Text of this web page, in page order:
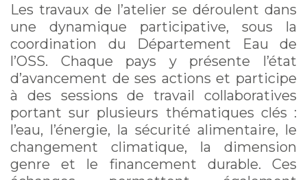
Les travaux de l’atelier se déroulent dans
une dynamique participative, sous la
coordination du Département Eau de
l’OSS. Chaque pays y présente l’état
d’avancement de ses actions et participe
à des sessions de travail collaboratives
portant sur plusieurs thématiques clés :
l’eau, l’énergie, la sécurité alimentaire, le
changement climatique, la dimension
genre et le financement durable. Ces